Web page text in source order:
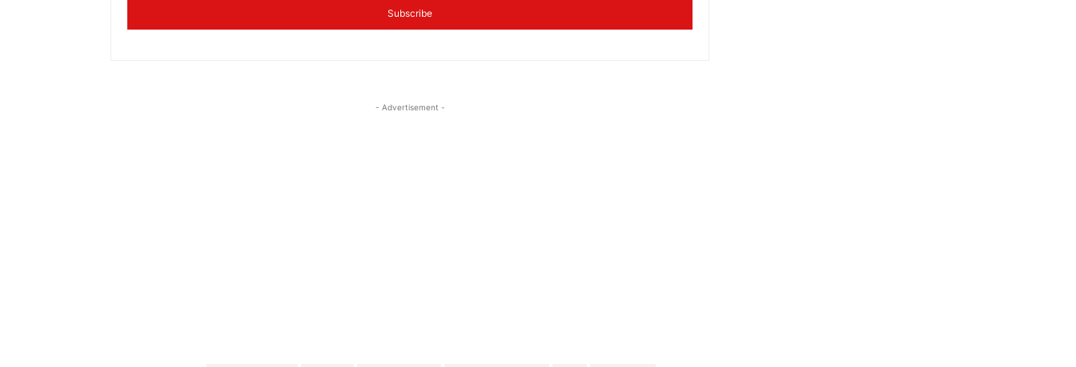
Subscribe
- Advertisement -